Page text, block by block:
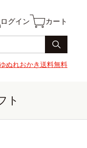
ログイン カート
ぬれおかき送料無料
ト